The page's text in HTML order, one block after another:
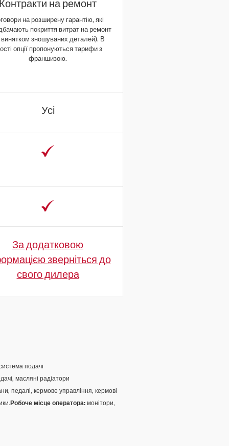
на ремонт
на розширену гарантію, які
покриття витрат на ремонт
винятком зношуваних деталей). В
опції пропонуються тарифи з
франшизою.
Усі
За додатковою
зверніться до
свого дилера
подачі
масляні радіатори
педалі, кермове управління, кермові
Робоче місце оператора: монітори,